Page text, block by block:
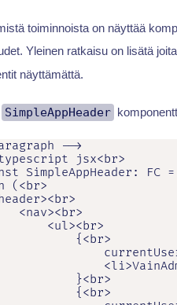
toiminnoista on näyttää
Yleinen ratkaisu on lisätä
näyttämättä.
SimpleAppHeader
-->
jsx<br>
SimpleAppHeader:
(<br>
<nav><br>
<ul><br>
{<br>
}<br>
{<br>